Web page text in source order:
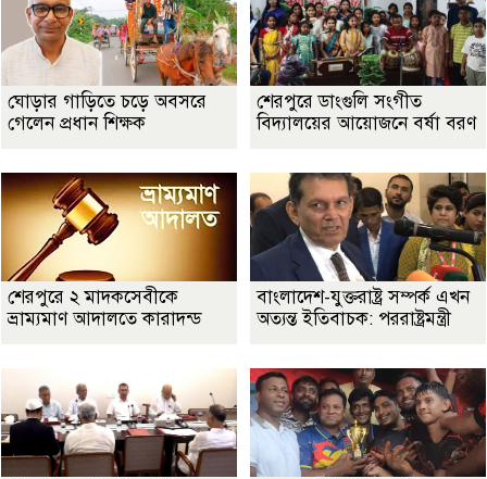
ঘোড়ার গাড়িতে চড়ে অবসরে
গেলেন প্রধান শিক্ষক
শেরপুরে ডাংগুলি সংগীত
বিদ্যালয়ের আয়োজনে বর্ষা বরণ
শেরপুরে ২ মাদকসেবীকে
ভ্রাম্যমাণ আদালতে কারাদন্ড
বাংলাদেশ-যুক্তরাষ্ট্র সম্পর্ক এখন
অত্যন্ত ইতিবাচক: পররাষ্ট্রমন্ত্রী